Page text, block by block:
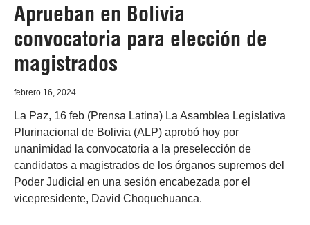
Aprueban en Bolivia
convocatoria para elección de
magistrados
febrero 16, 2024
La Paz, 16 feb (Prensa Latina) La Asamblea Legislativa
Plurinacional de Bolivia (ALP) aprobó hoy por
unanimidad la convocatoria a la preselección de
candidatos a magistrados de los órganos supremos del
Poder Judicial en una sesión encabezada por el
vicepresidente, David Choquehuanca.